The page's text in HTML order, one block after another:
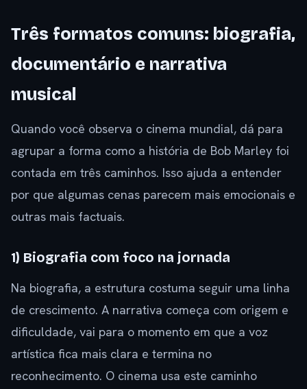
Três formatos comuns: biografia,
documentário e narrativa
musical
Quando você observa o cinema mundial, dá para
agrupar a forma como a história de Bob Marley foi
contada em três caminhos. Isso ajuda a entender
por que algumas cenas parecem mais emocionais e
outras mais factuais.
1) Biografia com foco na jornada
Na biografia, a estrutura costuma seguir uma linha
de crescimento. A narrativa começa com origem e
dificuldade, vai para o momento em que a voz
artística fica mais clara e termina no
reconhecimento. O cinema usa este caminho